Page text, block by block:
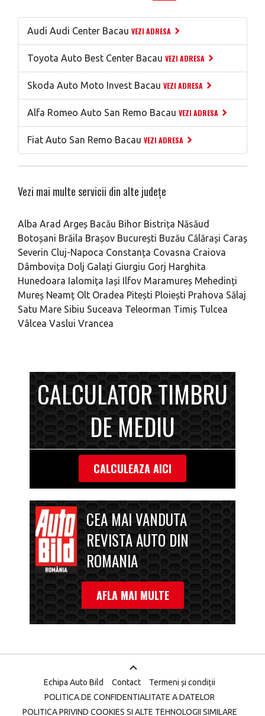
Audi Audi Center Bacau VEZI ADRESA
Toyota Auto Best Center Bacau VEZI ADRESA
Skoda Auto Moto Invest Bacau VEZI ADRESA
Alfa Romeo Auto San Remo Bacau VEZI ADRESA
Fiat Auto San Remo Bacau VEZI ADRESA
Vezi mai multe servicii din alte județe
Alba Arad Argeș Bacău Bihor Bistrița Năsăud
Botoșani Brăila Brașov București Buzău Călărași Caraș
Severin Cluj-Napoca Constanța Covasna Craiova
Dâmbovița Dolj Galați Giurgiu Gorj Harghita
Hunedoara Ialomița Iași Ilfov Maramureș Mehedinți
Mureș Neamț Olt Oradea Pitești Ploiești Prahova Sălaj
Satu Mare Sibiu Suceava Teleorman Timiș Tulcea
Vâlcea Vaslui Vrancea
CALCULATOR TIMBRU
DE MEDIU
CALCULEAZA AICI
CEA MAI VANDUTA
REVISTA AUTO DIN
ROMANIA
AFLA MAI MULTE
Echipa Auto Bild Contact
Termeni și condiții
POLITICA DE CONFIDENTIALITATE A DATELOR
POLITICA PRIVIND COOKIES SI ALTE TEHNOLOGII SIMILARE